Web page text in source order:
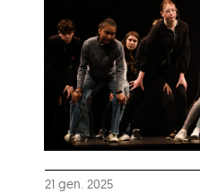
21 gen. 2025